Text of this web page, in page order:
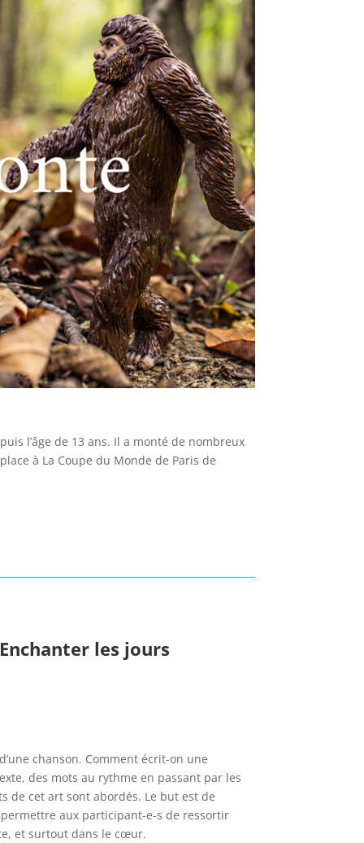
l’âge de 13 ans. Il a monté de nombreux
à La Coupe du Monde de Paris de
les jours
chanson. Comment écrit-on une
des mots au rythme en passant par les
de cet art sont abordés. Le but est de
aux participant-e-s de ressortir
et surtout dans le cœur.